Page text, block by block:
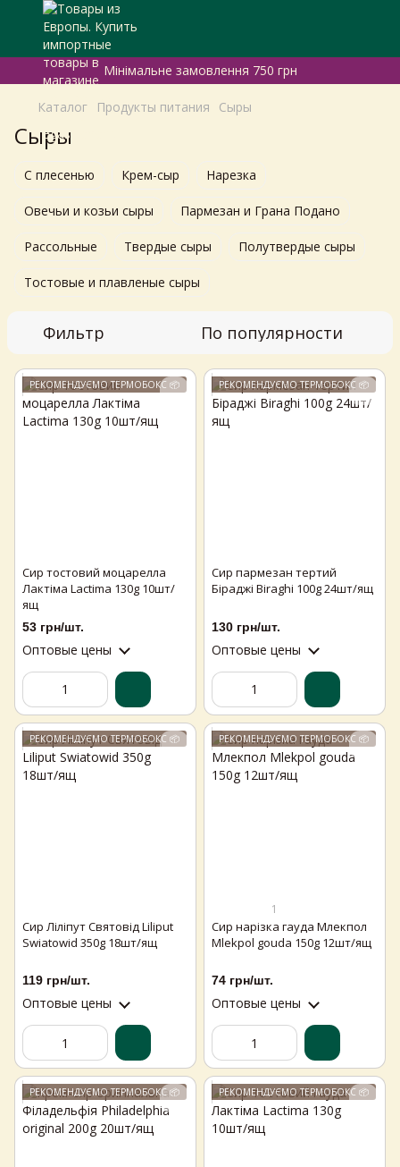
Мінімальне замовлення 750 грн
Каталог Продукты питания Сыры
Сыры
С плесенью Крем-сыр Нарезка
Овечьи и козьи сыры Пармезан и Грана Подано
Рассольные Твердые сыры Полутвердые сыры
Тостовые и плавленые сыры
Фильтр По популярности
РЕКОМЕНДУЄМО ТЕРМОБОКС 📦
Сир тостовий моцарелла
Лактіма Lactima 130g 10шт/
ящ
53 грн/шт.
Оптовые цены
РЕКОМЕНДУЄМО ТЕРМОБОКС 📦
Сир пармезан тертий
Біраджі Biraghi 100g 24шт/ящ
130 грн/шт.
Оптовые цены
РЕКОМЕНДУЄМО ТЕРМОБОКС 📦
Сир Ліліпут Святовід Liliput
Swiatowid 350g 18шт/ящ
119 грн/шт.
Оптовые цены
РЕКОМЕНДУЄМО ТЕРМОБОКС 📦
1
Сир нарізка гауда Млекпол
Mlekpol gouda 150g 12шт/ящ
74 грн/шт.
Оптовые цены
РЕКОМЕНДУЄМО ТЕРМОБОКС 📦 РЕКОМЕНДУЄМО ТЕРМОБОКС 📦